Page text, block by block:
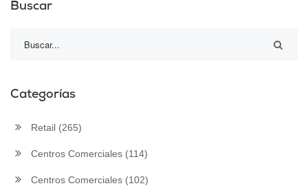
Buscar
Categorías
Retail (265)
Centros Comerciales (114)
Centros Comerciales (102)